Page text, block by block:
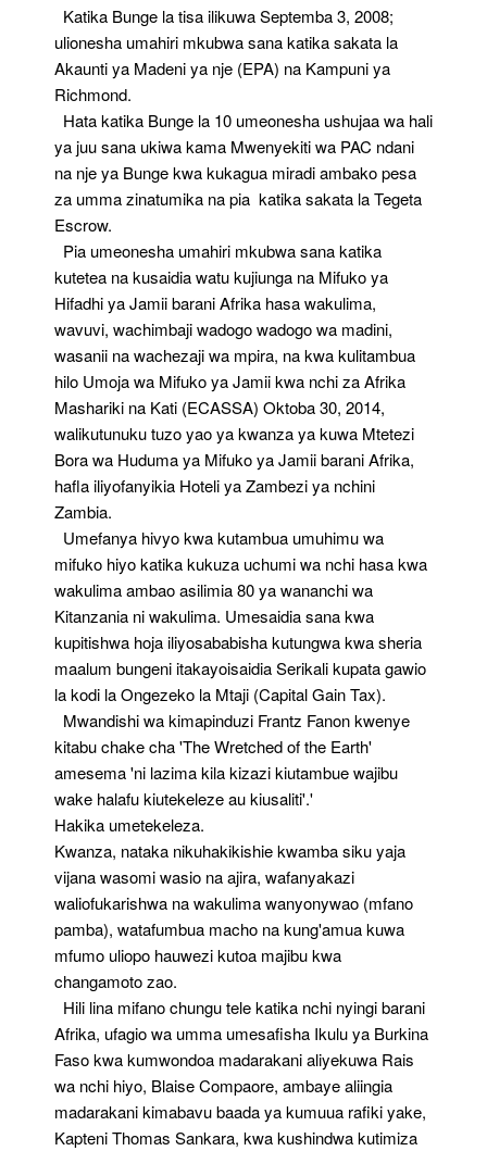
Katika Bunge la tisa ilikuwa Septemba 3, 2008;
ulionesha umahiri mkubwa sana katika sakata la
Akaunti ya Madeni ya nje (EPA) na Kampuni ya
Richmond.
Hata katika Bunge la 10 umeonesha ushujaa wa hali
ya juu sana ukiwa kama Mwenyekiti wa PAC ndani
na nje ya Bunge kwa kukagua miradi ambako pesa
za umma zinatumika na pia katika sakata la Tegeta
Escrow.
Pia umeonesha umahiri mkubwa sana katika
kutetea na kusaidia watu kujiunga na Mifuko ya
Hifadhi ya Jamii barani Afrika hasa wakulima,
wavuvi, wachimbaji wadogo wadogo wa madini,
wasanii na wachezaji wa mpira, na kwa kulitambua
hilo Umoja wa Mifuko ya Jamii kwa nchi za Afrika
Mashariki na Kati (ECASSA) Oktoba 30, 2014,
walikutunuku tuzo yao ya kwanza ya kuwa Mtetezi
Bora wa Huduma ya Mifuko ya Jamii barani Afrika,
hafla iliyofanyikia Hoteli ya Zambezi ya nchini
Zambia.
Umefanya hivyo kwa kutambua umuhimu wa
mifuko hiyo katika kukuza uchumi wa nchi hasa kwa
wakulima ambao asilimia 80 ya wananchi wa
Kitanzania ni wakulima. Umesaidia sana kwa
kupitishwa hoja iliyosababisha kutungwa kwa sheria
maalum bungeni itakayoisaidia Serikali kupata gawio
la kodi la Ongezeko la Mtaji (Capital Gain Tax).
Mwandishi wa kimapinduzi Frantz Fanon kwenye
kitabu chake cha 'The Wretched of the Earth'
amesema 'ni lazima kila kizazi kiutambue wajibu
wake halafu kiutekeleze au kiusaliti'.'
Hakika umetekeleza.
Kwanza, nataka nikuhakikishie kwamba siku yaja
vijana wasomi wasio na ajira, wafanyakazi
waliofukarishwa na wakulima wanyonywao (mfano
pamba), watafumbua macho na kung'amua kuwa
mfumo uliopo hauwezi kutoa majibu kwa
changamoto zao.
Hili lina mifano chungu tele katika nchi nyingi barani
Afrika, ufagio wa umma umesafisha Ikulu ya Burkina
Faso kwa kumwondoa madarakani aliyekuwa Rais
wa nchi hiyo, Blaise Compaore, ambaye aliingia
madarakani kimabavu baada ya kumuua rafiki yake,
Kapteni Thomas Sankara, kwa kushindwa kutimiza